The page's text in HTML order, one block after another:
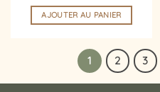
AJOUTER AU PANIER
1 2 3